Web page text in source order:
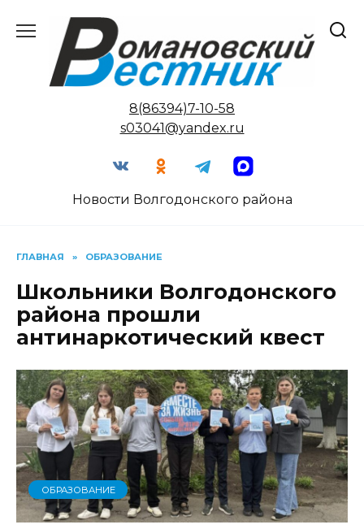
содержанию
8(86394)7-10-58
s03041@yandex.ru
Новости Волгодонского района
ГЛАВНАЯ » ОБРАЗОВАНИЕ
Школьники Волгодонского
района прошли
антинаркотический квест
ОБРАЗОВАНИЕ